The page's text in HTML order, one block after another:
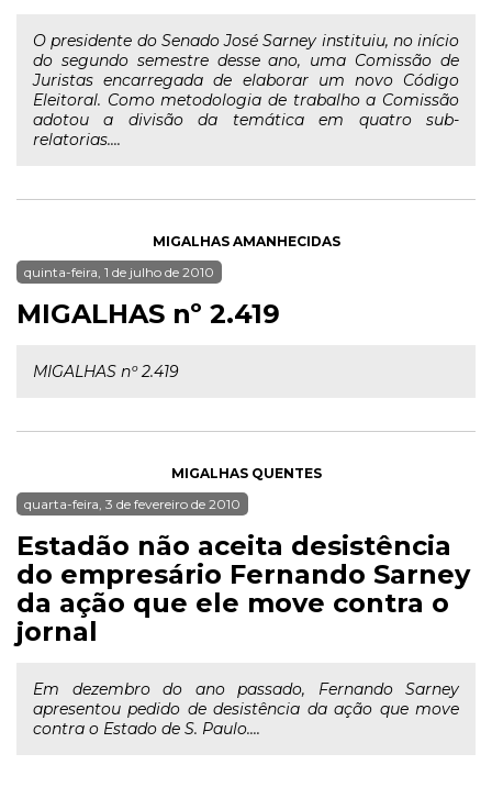
O presidente do Senado José Sarney instituiu, no início
do segundo semestre desse ano, uma Comissão de
Juristas encarregada de elaborar um novo Código
Eleitoral. Como metodologia de trabalho a Comissão
adotou a divisão da temática em quatro sub-
relatorias....
MIGALHAS AMANHECIDAS
quinta-feira, 1 de julho de 2010
MIGALHAS nº 2.419
MIGALHAS nº 2.419
MIGALHAS QUENTES
quarta-feira, 3 de fevereiro de 2010
Estadão não aceita desistência
do empresário Fernando Sarney
da ação que ele move contra o
jornal
Em dezembro do ano passado, Fernando Sarney
apresentou pedido de desistência da ação que move
contra o Estado de S. Paulo....